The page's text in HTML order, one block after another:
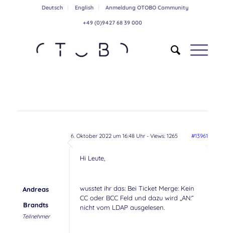
Deutsch English Anmeldung OTOBO Community
+49 (0)9427 68 39 000
6. Oktober 2022 um 16:48 Uhr- Views: 1265 #13961
Andreas
Brandts
Teilnehmer
Hi Leute,
wusstet ihr das: Bei Ticket Merge: Kein
CC oder BCC Feld und dazu wird „AN:“
nicht vom LDAP ausgelesen.